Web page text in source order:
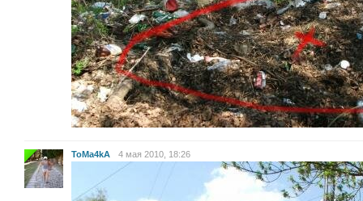
ToMa4kA 4 мая 2010, 18:26